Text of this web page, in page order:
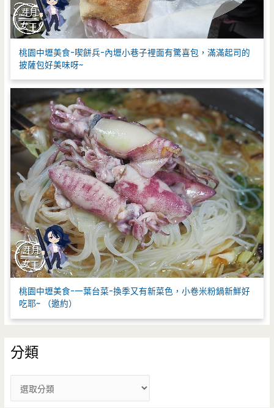
桃園中壢美食-喫餅兵-內壢小巷子裡面有驚喜包，滿滿起司的
披薩包好美味呀~
桃園中壢美食-一葉台菜-換季又有新菜色，小卷米粉鍋新鮮好
吃耶~ （邀約）
分類
類